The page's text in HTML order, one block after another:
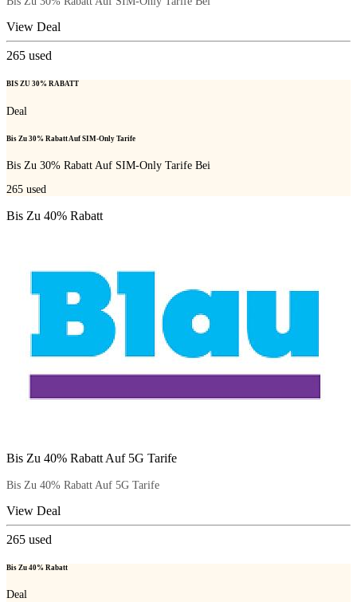
View Deal
265 used
BIS ZU 30% RABATT
Deal
Bis Zu 30% Rabatt Auf SIM-Only Tarife
Bis Zu 30% Rabatt Auf SIM-Only Tarife Bei
265 used
Bis Zu 40% Rabatt
Bis Zu 40% Rabatt Auf 5G Tarife
Bis Zu 40% Rabatt Auf 5G Tarife
View Deal
265 used
Bis Zu 40% Rabatt
Deal